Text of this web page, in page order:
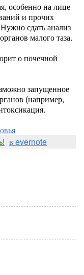
особенно на лице
и прочих
сдать анализ
малого таза.
о почечной
запущенное
(например,
в evernote